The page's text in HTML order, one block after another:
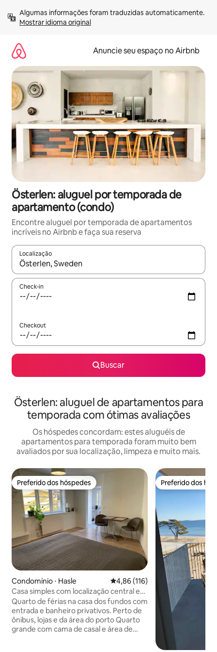
para
Mostrar idioma original
Anuncie seu espaço no Airbnb
Österlen: aluguel por temporada de
apartamento (condo)
Encontre aluguel por temporada de apartamentos
incríveis no Airbnb e faça sua reserva
Localização
Quando os resultados estiverem disponíveis, explore-os
Check-in
Checkout
Buscar
Österlen: aluguel de apartamentos para
temporada com ótimas avaliações
Os hóspedes concordam: estes aluguéis de
apartamentos para temporada foram muito bem
avaliados por sua localização, limpeza e muito mais.
Preferido dos hóspedes
Preferido dos hóspedes
Condomínio ⋅ Hasle 4,86 de uma avaliação média de
4,86 (116)
Casa simples com localização central em
Hasle
Quarto de férias na casa dos fundos com
entrada e banheiro privativos. Perto de
ônibus, lojas e da área do porto Quarto
grande com cama de casal e área de
Preferido dos
Preferido dos